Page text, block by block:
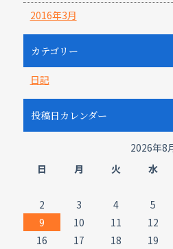
2016年3月
カテゴリー
日記
投稿日カレンダー
2026年8
日
月 火 水
2
3 4 5
9
10 11 12
16
17 18 19